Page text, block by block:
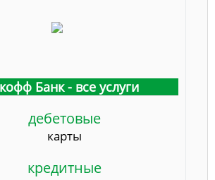
Банк - все услуги
дебетовые
карты
кредитные